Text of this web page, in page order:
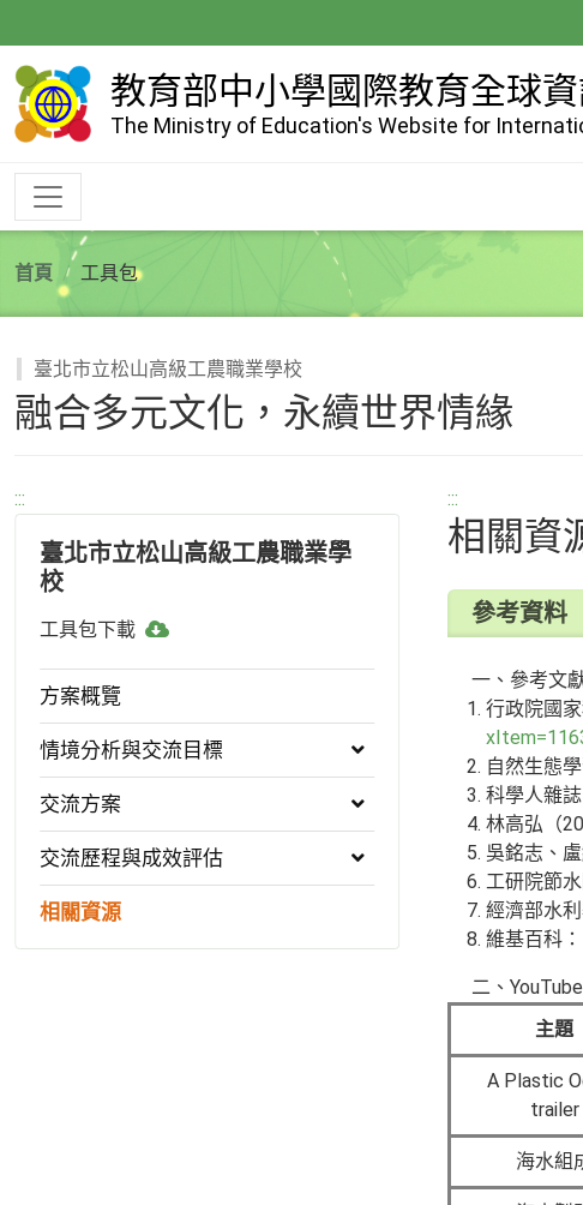
到
主
內
教育部中小學國際教育全球
The Ministry of Education's Website for
首頁 工具包
臺北市立松山高級工農職業學校
融合多元文化，永續世界情緣
:::
臺北市立松山高級工農職業學
校
工具包下載
工
載
方案概覽
情境分析與交流目標
交流方案
交流歷程與成效評估
相關資源
:::
相關資
參考資料
一、參考文
行政院國
自然生態
科學人雜
林高弘（
吳銘志、
工研院節
經濟部水利
維基百科
二、YouTube
主題
A Plastic
trailer
海水組